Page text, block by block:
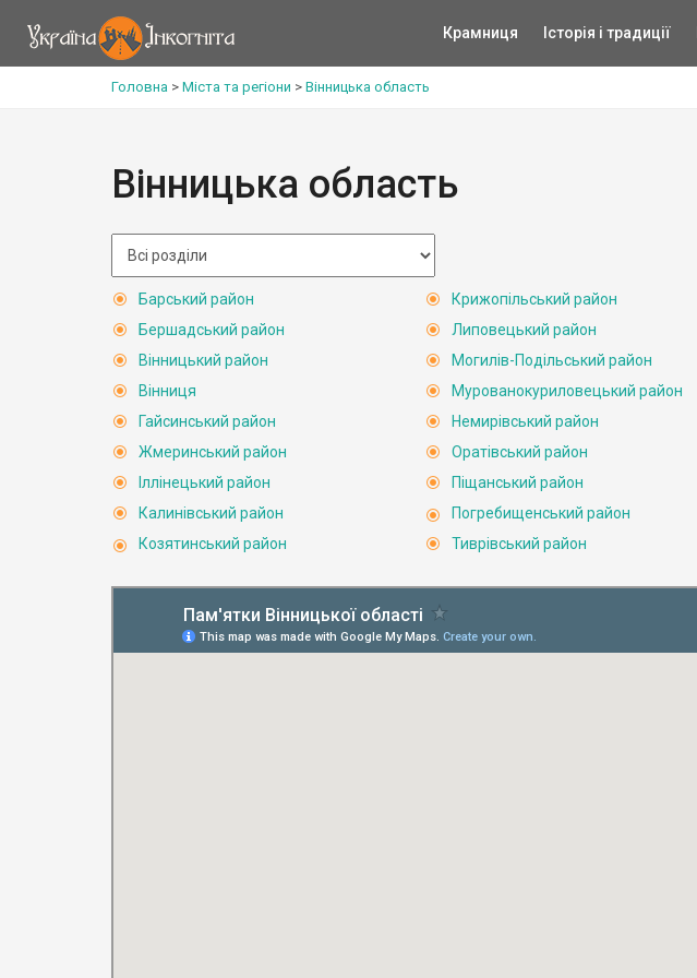
Крамниця Історія і традиції
Головна > Міста та регіони > Вінницька область
Вінницька область
Барський район
Бершадський район
Вінницький район
Вінниця
Гайсинський район
Жмеринський район
Іллінецький район
Калинівський район
Козятинський район
Крижопільський район
Липовецький район
Могилів-Подільський район
Мурованокуриловецький район
Немирівський район
Оратівський район
Піщанський район
Погребищенський район
Тиврівський район